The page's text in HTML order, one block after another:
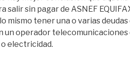
salir sin pagar de ASNEF
mismo tener una o varias
un operador telecomunicaciones
o electricidad.